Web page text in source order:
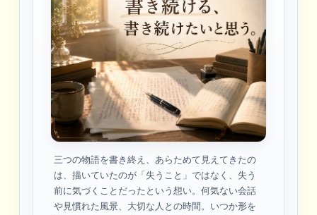
三つの物語を書き終え、あらためて見えてきたの
は、描いていたのが「失うこと」ではなく、失う
前に気づくことだったという想い。何気ない会話
や見慣れた風景、大切な人との時間。いつか形を